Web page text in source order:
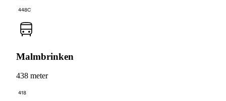
448C
Malmbrinken
438 meter
418